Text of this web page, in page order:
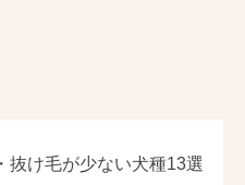
抜け毛が少ない犬種13選